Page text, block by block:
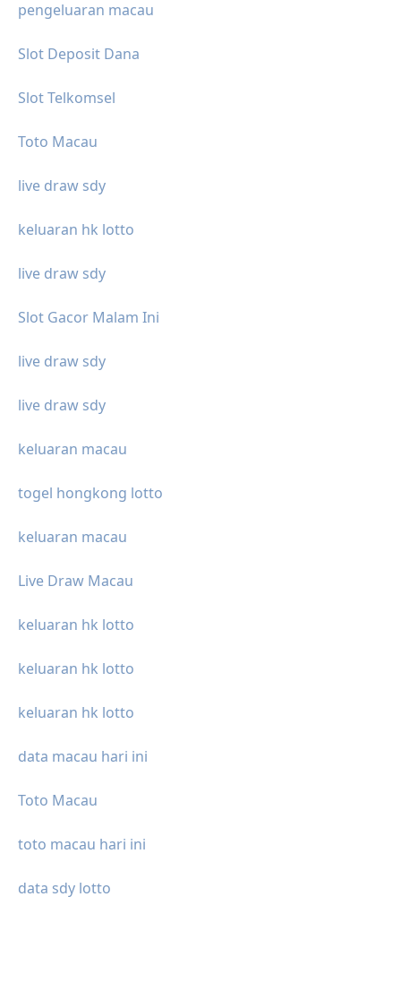
pengeluaran macau
Slot Deposit Dana
Slot Telkomsel
Toto Macau
live draw sdy
keluaran hk lotto
live draw sdy
Slot Gacor Malam Ini
live draw sdy
live draw sdy
keluaran macau
togel hongkong lotto
keluaran macau
Live Draw Macau
keluaran hk lotto
keluaran hk lotto
keluaran hk lotto
data macau hari ini
Toto Macau
toto macau hari ini
data sdy lotto